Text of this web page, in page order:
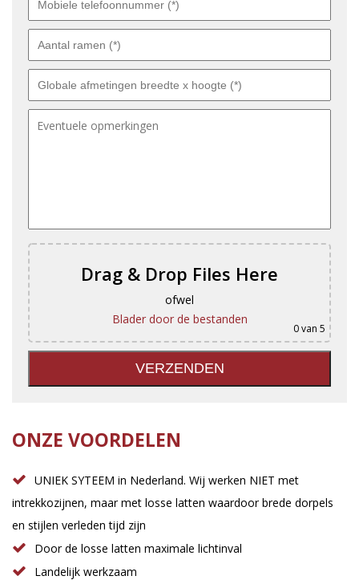
Drag & Drop Files Here
ofwel
Blader door de bestanden
0van 5
ONZE VOORDELEN
UNIEK SYTEEM in Nederland. Wij werken NIET met
intrekkozijnen, maar met losse latten waardoor brede dorpels
en stijlen verleden tijd zijn
Door de losse latten maximale lichtinval
Landelijk werkzaam